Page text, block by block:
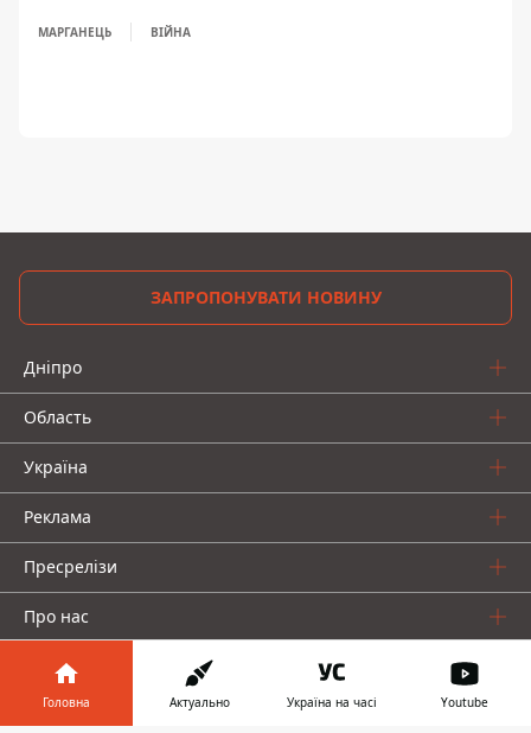
МАРГАНЕЦЬ ВІЙНА
ЗАПРОПОНУВАТИ НОВИНУ
Дніпро
Область
Україна
Реклама
Пресрелізи
Про нас
Головна Актуально Україна на часі Youtube